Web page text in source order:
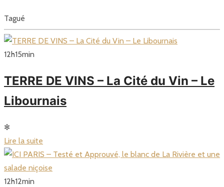
Tagué
12h15min
TERRE DE VINS – La Cité du Vin – Le
Libournais
✻
Lire la suite
12h12min